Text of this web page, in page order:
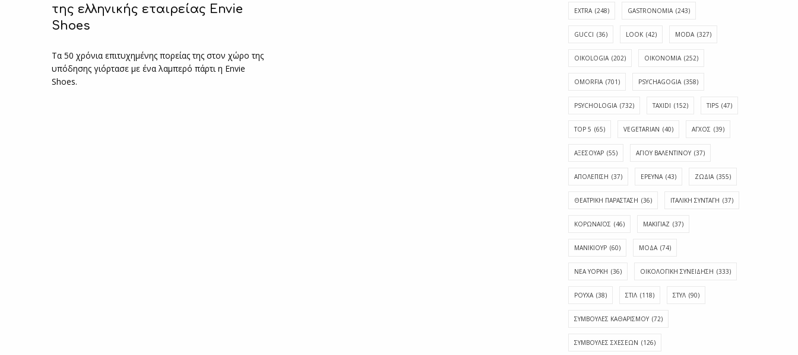
της ελληνικής εταιρείας Envie
Shoes
Τα 50 χρόνια επιτυχημένης πορείας της στον χώρο της
υπόδησης γιόρτασε με ένα λαμπερό πάρτι η Envie
Shoes.
EXTRA (248) GASTRONOMIA (243)
GUCCI (36) LOOK (42) MODA (327)
OIKOLOGIA (202) OIKONOMIA (252)
OMORFIA (701) PSYCHAGOGIA (358)
PSYCHOLOGIA (732) TAXIDI (152) TIPS (47)
TOP 5 (65) VEGETARIAN (40) ΑΓΧΟΣ (39)
ΑΞΕΣΟΥΑΡ (55) ΑΓΊΟΥ ΒΑΛΕΝΤΊΝΟΥ (37)
ΑΠΟΛΈΠΙΣΗ (37) ΕΡΕΥΝΑ (43) ΖΩΔΙΑ (355)
ΘΕΑΤΡΙΚΗ ΠΑΡΑΣΤΑΣΗ (36) ΙΤΑΛΙΚΗ ΣΥΝΤΑΓΗ (37)
ΚΟΡΩΝΑΪΟΣ (46) ΜΑΚΙΓΙΑΖ (37)
ΜΑΝΙΚΙΟΥΡ (60) ΜΟΔΑ (74)
ΝΕΑ ΥΟΡΚΗ (36) ΟΙΚΟΛΟΓΙΚΗ ΣΥΝΕΙΔΗΣΗ (333)
ΡΟΥΧΑ (38) ΣΤΙΛ (118) ΣΤΥΛ (90)
ΣΥΜΒΟΥΛΕΣ ΚΑΘΑΡΙΣΜΟΥ (72)
ΣΥΜΒΟΥΛΕΣ ΣΧΕΣΕΩΝ (126)